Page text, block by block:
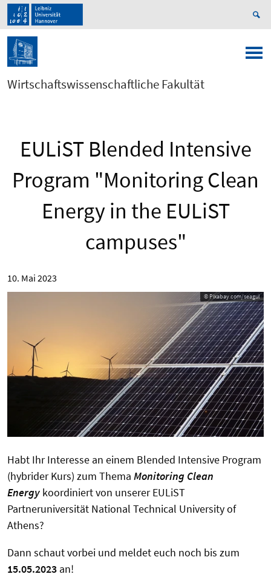
Wirtschaftswissenschaftliche Fakultät
EULiST Blended Intensive
Program "Monitoring Clean
Energy in the EULiST
campuses"
10. Mai 2023
© Pixabay.com/seagul
Habt Ihr Interesse an einem Blended Intensive Program
(hybrider Kurs) zum Thema Monitoring Clean
Energy koordiniert von unserer EULiST
Partneruniversität National Technical University of
Athens?
Dann schaut vorbei und meldet euch noch bis zum
15.05.2023 an!